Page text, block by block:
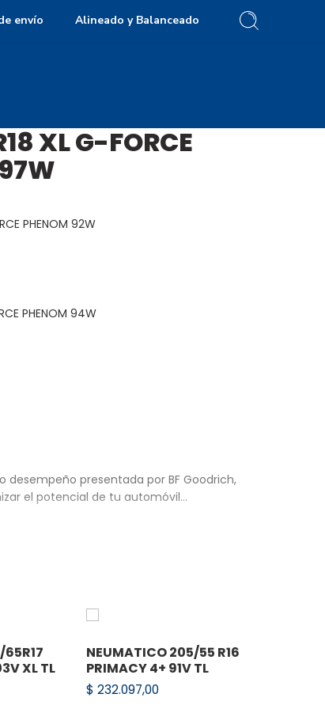
envío Alineado y Balanceado
XL G-FORCE
PHENOM 92W
PHENOM 94W
desempeño presentada por BF Goodrich,
el potencial de tu automóvil…
un desempeño constante,
del camino gracias al amortiguador de
canales transversales.
65R17
XL TL
NEUMATICO 205/55 R16
PRIMACY 4+ 91V TL
$ 232.097,00